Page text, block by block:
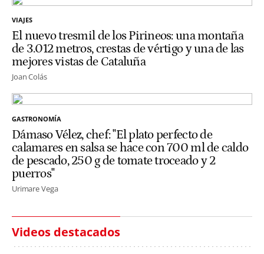
VIAJES
El nuevo tresmil de los Pirineos: una montaña
de 3.012 metros, crestas de vértigo y una de las
mejores vistas de Cataluña
Joan Colás
GASTRONOMÍA
Dámaso Vélez, chef: "El plato perfecto de
calamares en salsa se hace con 700 ml de caldo
de pescado, 250 g de tomate troceado y 2
puerros"
Urimare Vega
Videos destacados